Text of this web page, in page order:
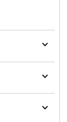
keyboard_arrow_down
keyboard_arrow_down
keyboard_arrow_down